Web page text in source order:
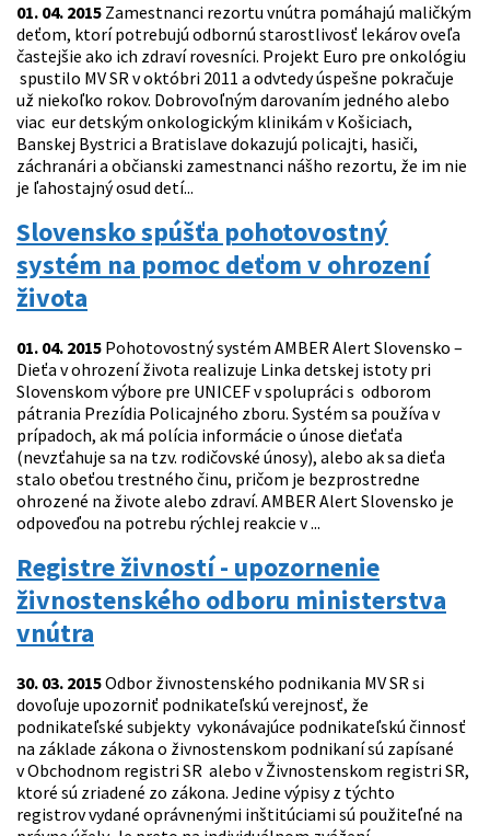
01. 04. 2015 Zamestnanci rezortu vnútra pomáhajú maličkým
deťom, ktorí potrebujú odbornú starostlivosť lekárov oveľa
častejšie ako ich zdraví rovesníci. Projekt Euro pre onkológiu
spustilo MV SR v októbri 2011 a odvtedy úspešne pokračuje
už niekoľko rokov. Dobrovoľným darovaním jedného alebo
viac eur detským onkologickým klinikám v Košiciach,
Banskej Bystrici a Bratislave dokazujú policajti, hasiči,
záchranári a občianski zamestnanci nášho rezortu, že im nie
je ľahostajný osud detí...
Slovensko spúšťa pohotovostný
systém na pomoc deťom v ohrození
života
01. 04. 2015 Pohotovostný systém AMBER Alert Slovensko –
Dieťa v ohrození života realizuje Linka detskej istoty pri
Slovenskom výbore pre UNICEF v spolupráci s odborom
pátrania Prezídia Policajného zboru. Systém sa používa v
prípadoch, ak má polícia informácie o únose dieťaťa
(nevzťahuje sa na tzv. rodičovské únosy), alebo ak sa dieťa
stalo obeťou trestného činu, pričom je bezprostredne
ohrozené na živote alebo zdraví. AMBER Alert Slovensko je
odpoveďou na potrebu rýchlej reakcie v ...
Registre živností - upozornenie
živnostenského odboru ministerstva
vnútra
30. 03. 2015Odbor živnostenského podnikania MV SR si
dovoľuje upozorniť podnikateľskú verejnosť, že
podnikateľské subjekty vykonávajúce podnikateľskú činnosť
na základe zákona o živnostenskom podnikaní sú zapísané
v Obchodnom registri SR alebo v Živnostenskom registri SR,
ktoré sú zriadené zo zákona. Jedine výpisy z týchto
registrov vydané oprávnenými inštitúciami sú použiteľné na